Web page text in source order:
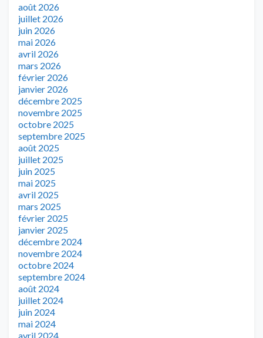
août 2026
juillet 2026
juin 2026
mai 2026
avril 2026
mars 2026
février 2026
janvier 2026
décembre 2025
novembre 2025
octobre 2025
septembre 2025
août 2025
juillet 2025
juin 2025
mai 2025
avril 2025
mars 2025
février 2025
janvier 2025
décembre 2024
novembre 2024
octobre 2024
septembre 2024
août 2024
juillet 2024
juin 2024
mai 2024
avril 2024